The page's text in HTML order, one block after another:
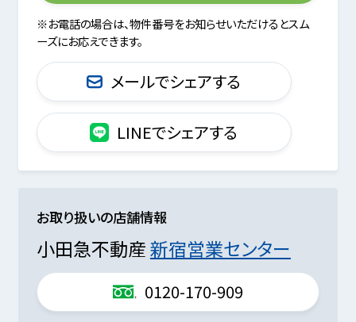
※お電話の場合は、物件番号をお知らせいただけるとスム
ーズにお応えできます。
メールでシェアする
LINEでシェアする
お取り扱いの店舗情報
小田急不動産新宿営業センター
0120-170-909